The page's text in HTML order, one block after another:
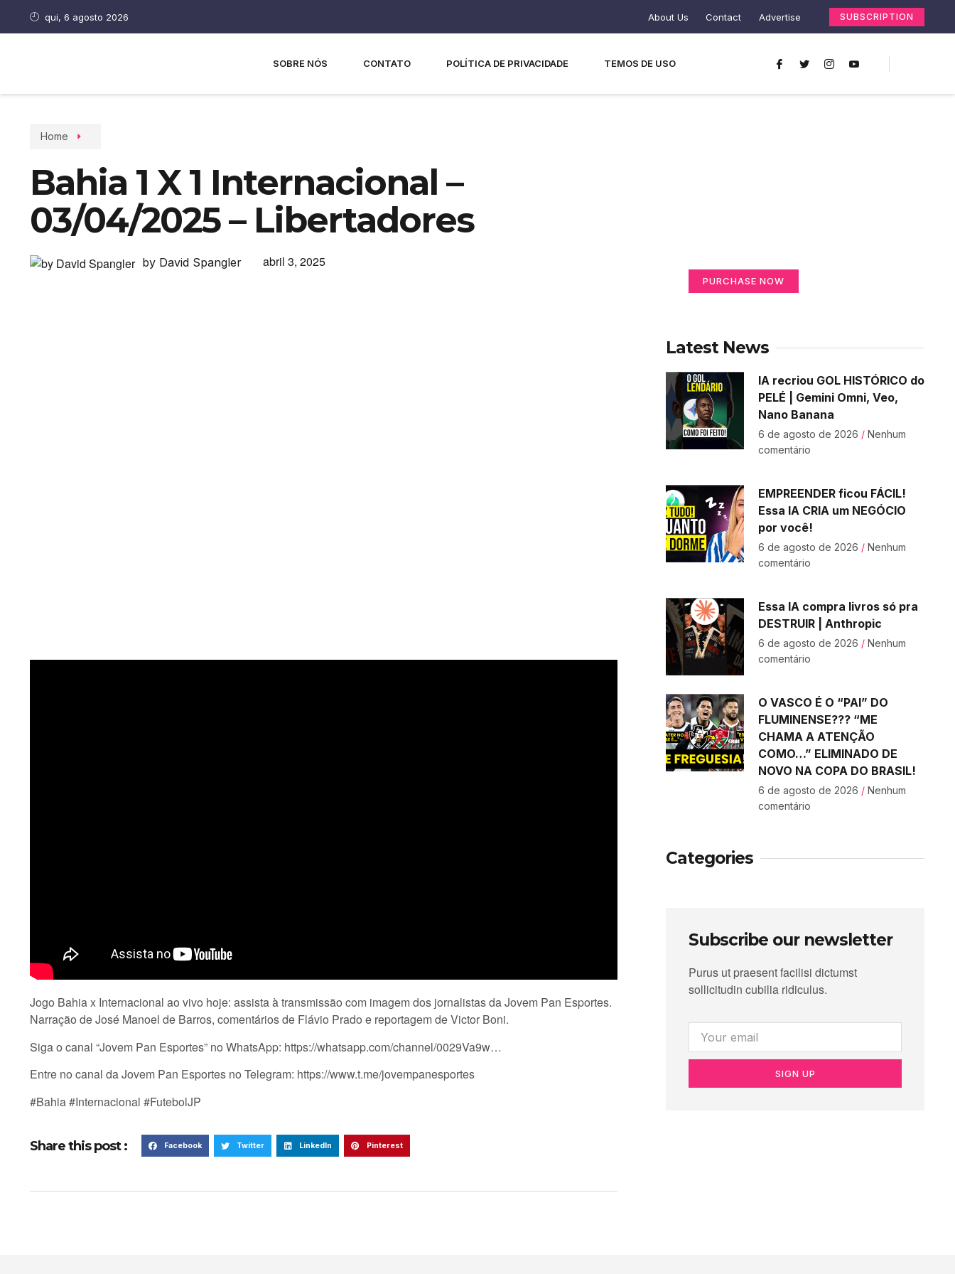
qui, 6 agosto 2026 About Us Contact Advertise SUBSCRIPTION
SOBRE NÓS CONTATO POLÍTICA DE PRIVACIDADE TEMOS DE USO
Home
Bahia 1 X 1 Internacional –
03/04/2025 – Libertadores
by David Spangler abril 3, 2025
Jogo Bahia x Internacional ao vivo hoje: assista à transmissão com imagem dos jornalistas da Jovem Pan Esportes.
Narração de José Manoel de Barros, comentários de Flávio Prado e reportagem de Victor Boni.
Siga o canal “Jovem Pan Esportes” no WhatsApp: https://whatsapp.com/channel/0029Va9w…
Entre no canal da Jovem Pan Esportes no Telegram: https://www.t.me/jovempanesportes
#Bahia #Internacional #FutebolJP
Share this post : Facebook Twitter LinkedIn Pinterest
PURCHASE NOW
Latest News
IA recriou GOL HISTÓRICO do
PELÉ | Gemini Omni, Veo,
Nano Banana
6 de agosto de 2026 Nenhum
comentário
EMPREENDER ficou FÁCIL!
Essa IA CRIA um NEGÓCIO
por você!
6 de agosto de 2026 Nenhum
comentário
Essa IA compra livros só pra
DESTRUIR | Anthropic
6 de agosto de 2026 Nenhum
comentário
O VASCO É O “PAI” DO
FLUMINENSE??? “ME
CHAMA A ATENÇÃO
COMO…” ELIMINADO DE
NOVO NA COPA DO BRASIL!
6 de agosto de 2026 Nenhum
comentário
Categories
Subscribe our newsletter
Purus ut praesent facilisi dictumst
sollicitudin cubilia ridiculus.
SIGN UP